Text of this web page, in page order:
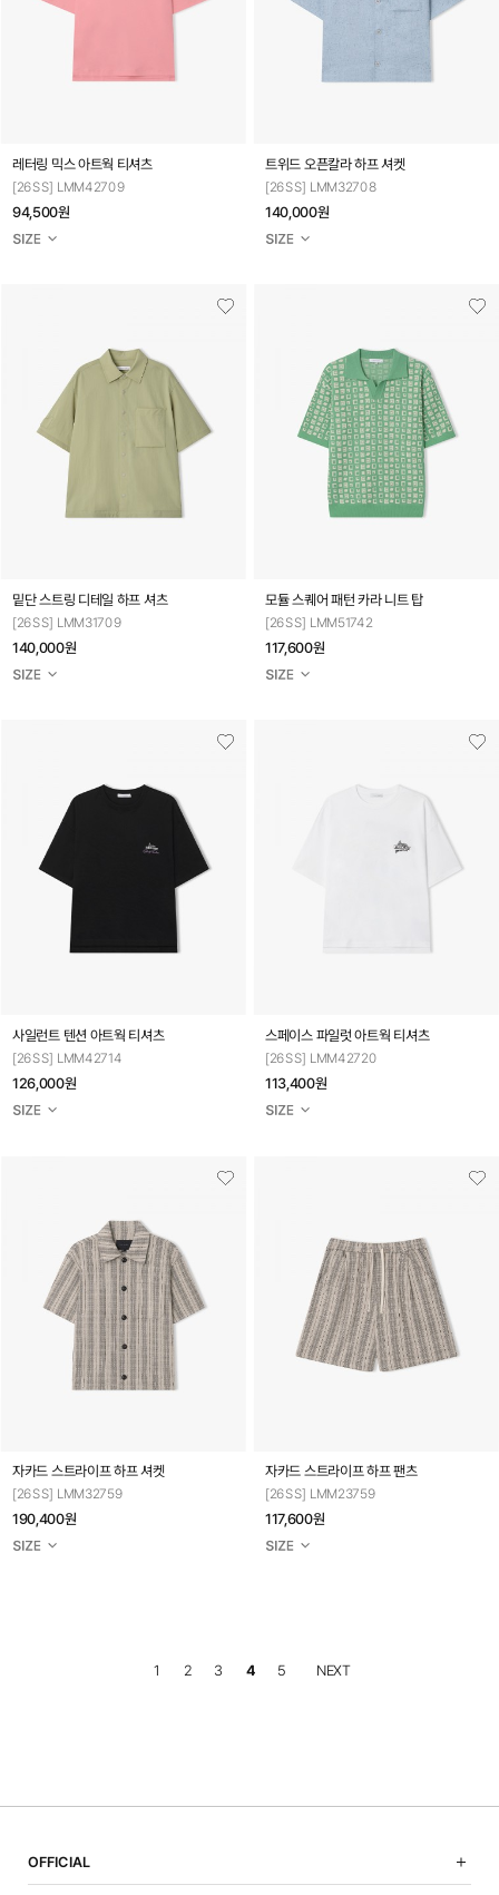
레터링 믹스 아트웍 티셔츠
[26SS] LMM42709
94,500원
트위드 오픈칼라 하프 셔켓
[26SS] LMM32708
140,000원
밑단 스트링 디테일 하프 셔츠
[26SS] LMM31709
140,000원
모듈 스퀘어 패턴 카라 니트 탑
[26SS] LMM51742
117,600원
사일런트 텐션 아트웍 티셔츠
[26SS] LMM42714
126,000원
스페이스 파일럿 아트웍 티셔츠
[26SS] LMM42720
113,400원
자카드 스트라이프 하프 셔켓
[26SS] LMM32759
190,400원
자카드 스트라이프 하프 팬츠
[26SS] LMM23759
117,600원
1 2 3 4 5 NEXT
OFFICIAL